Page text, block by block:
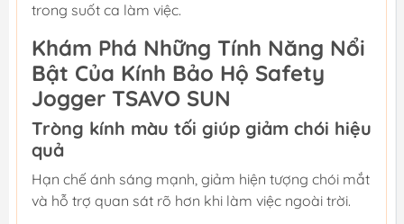
trong suốt ca làm việc.
Khám Phá Những Tính Năng Nổi
Bật Của Kính Bảo Hộ Safety
Jogger TSAVO SUN
Tròng kính màu tối giúp giảm chói hiệu
quả
Hạn chế ánh sáng mạnh, giảm hiện tượng chói mắt
và hỗ trợ quan sát rõ hơn khi làm việc ngoài trời.